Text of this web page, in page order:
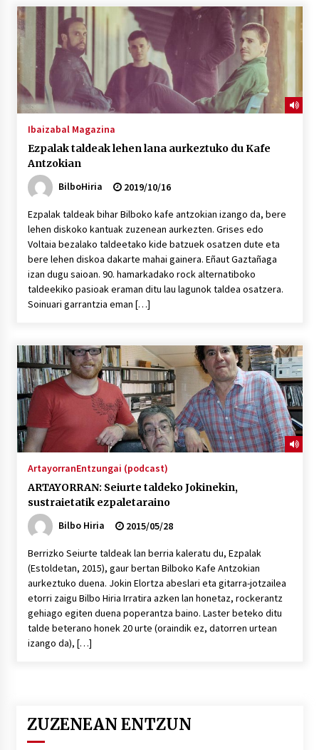
2026/07/03
MUSIBLA #297: Bide, Boards Of Canada, Somak,
Tiga, Twisted Teens, Underscores, Habia
2026/07/02
Ibaizabal Magazina
Ezpalak taldeak lehen lana aurkeztuko du Kafe
Antzokian
BilboHiria
2019/10/16
Ezpalak taldeak bihar Bilboko kafe antzokian izango da, bere
lehen diskoko kantuak zuzenean aurkezten. Grises edo
Voltaia bezalako taldeetako kide batzuek osatzen dute eta
bere lehen diskoa dakarte mahai gainera. Eñaut Gaztañaga
izan dugu saioan. 90. hamarkadako rock alternatiboko
taldeekiko pasioak eraman ditu lau lagunok taldea osatzera.
Soinuari garrantzia eman […]
ArtayorranEntzungai (podcast)
ARTAYORRAN: Seiurte taldeko Jokinekin,
sustraietatik ezpaletaraino
Bilbo Hiria
2015/05/28
Berrizko Seiurte taldeak lan berria kaleratu du, Ezpalak
(Estoldetan, 2015), gaur bertan Bilboko Kafe Antzokian
aurkeztuko duena. Jokin Elortza abeslari eta gitarra-jotzailea
etorri zaigu Bilbo Hiria Irratira azken lan honetaz, rockerantz
gehiago egiten duena poperantza baino. Laster beteko ditu
talde beterano honek 20 urte (oraindik ez, datorren urtean
izango da), […]
ZUZENEAN ENTZUN